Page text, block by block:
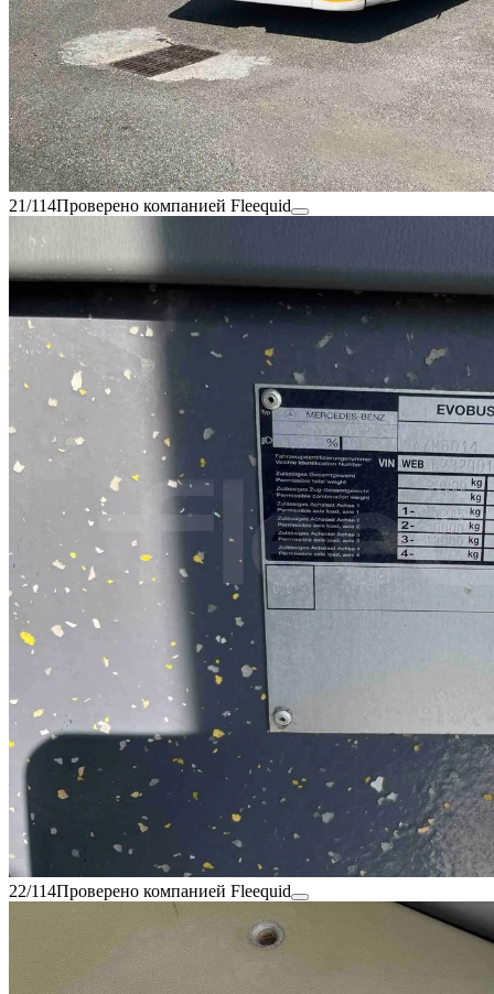
21/114Проверено компанией Fleequid
22/114Проверено компанией Fleequid